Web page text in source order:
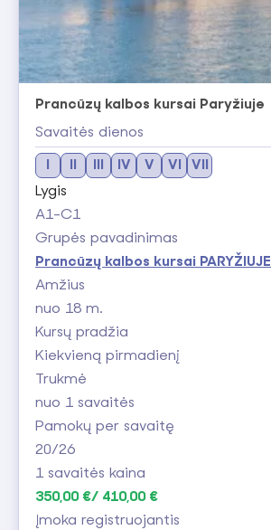
Prancūzų kalbos kursai Paryžiuje
Savaitės dienos
IV V VI
VII
Lygis
A1-C1
Grupės pavadinimas
Prancūzų kalbos kursai PARYŽIUJE
Amžius
nuo 18 m.
Kursų pradžia
Kiekvieną pirmadienį
Trukmė
nuo 1 savaitės
Pamokų per savaitę
20/26
1 savaitės kaina
350,00 €/ 410,00 €
Įmoka registruojantis